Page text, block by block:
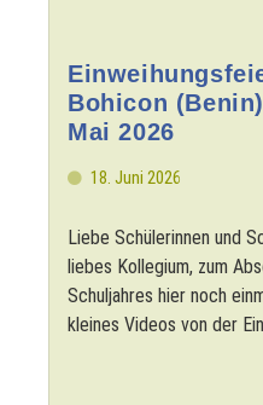
Bohicon
Mai 2026
18. Juni 2026
Liebe Schülerinnen und
liebes Kollegium, zum
Schuljahres hier noch
kleines Videos von der